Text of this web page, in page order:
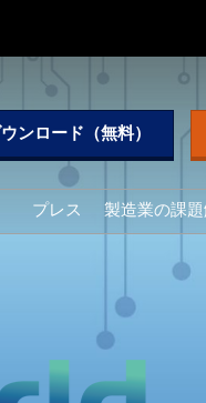
ンロード（無料）
プレス 製造業の課